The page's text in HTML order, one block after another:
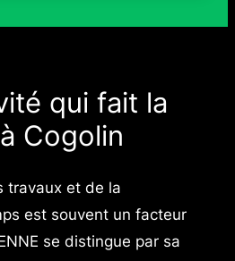
qui fait la
Cogolin
travaux et de la
est souvent un facteur
se distingue par sa